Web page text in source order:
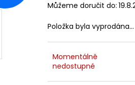
Můžeme doručit do:
Položka byla vyprodána…
Momentálně
nedostupné